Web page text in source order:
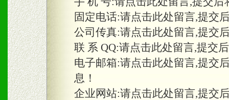
三、物料及媒体
1、免费提供体验及宣传彩
2、不定期在各大知名网站
知名度和影响力。
固定电话:请点击此处留言,提交
公司传真:请点击此处留言,提交
联 系 QQ:请点击此处留言,提交
电子邮箱:请点击此处留言,提交
息！
企业网站:请点击此处留言,提交